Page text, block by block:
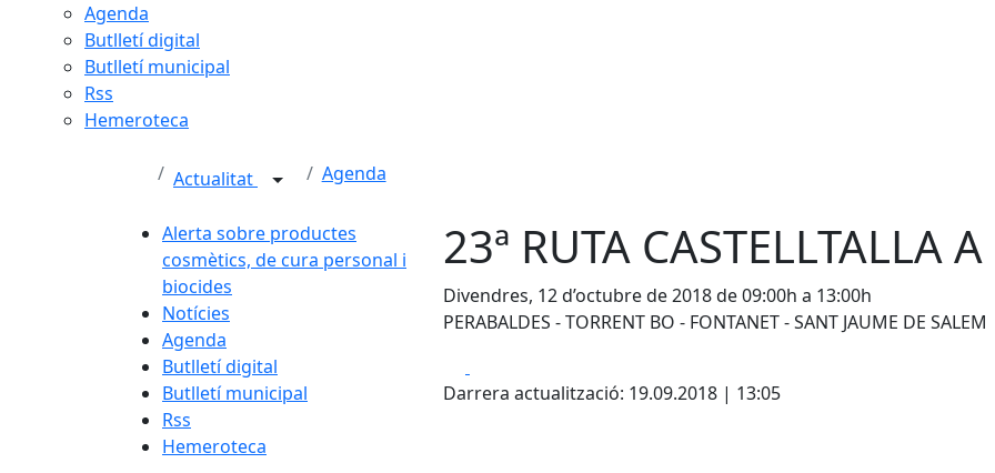
Agenda
Butlletí digital
Butlletí municipal
Rss
Hemeroteca
Actualitat Agenda
Alerta sobre productes
cosmètics, de cura personal i
biocides
Notícies
Agenda
Butlletí digital
Butlletí municipal
Rss
Hemeroteca
23ª RUTA CASTELLTALLA
Divendres, 12 d’octubre de 2018 de 09:00h a 13:00h
PERABALDES - TORRENT BO - FONTANET - SANT JAUME DE SALEM
Darrera actualització: 19.09.2018 | 13:05